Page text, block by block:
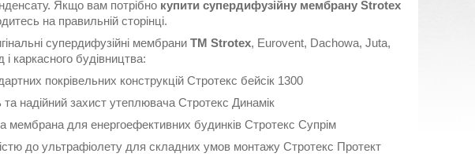
Якщо вам потрібно купити супердифузійну мембрану Strotex
на правильній сторінці.
супердифузійні мембрани TM Strotex, Eurovent, Dachowa, Juta,
каркасного будівництва:
покрівельних конструкцій Стротекс бейсік 1300
надійний захист утеплювача Стротекс Динамік
мембрана для енергоефективних будинків Стротекс Супрім
до ультрафіолету для складних умов монтажу Стротекс Протект